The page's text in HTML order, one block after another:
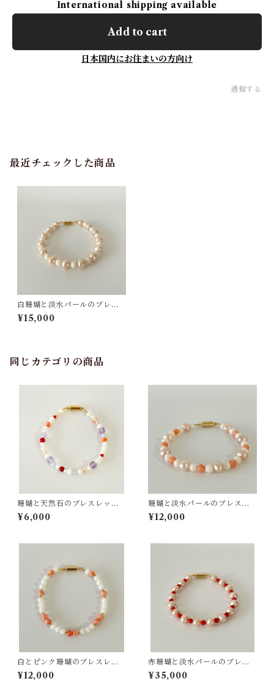
International shipping available
Add to cart
日本国内にお住まいの方向け
通報する
最近チェックした商品
白珊瑚と淡水パールのブレス
レット ts−14
¥15,000
同じカテゴリの商品
珊瑚と天然石のブレスレッ
ト tsー19
¥6,000
珊瑚と淡水パールのブレスレ
ット ts−18
¥12,000
白とピンク珊瑚のブレスレッ
ト ts−17
¥12,000
赤珊瑚と淡水パールのブレス
レット ts−16
¥35,000